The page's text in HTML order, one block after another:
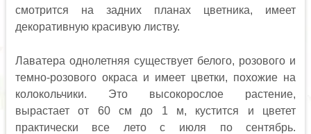
смотрится на задних планах цветника, имеет
декоративную красивую листву.
Лаватера однолетняя существует белого, розового и
темно-розового окраса и имеет цветки, похожие на
колокольчики. Это высокорослое растение,
вырастает от 60 см до 1 м, кустится и цветет
практически все лето с июля по сентябрь.